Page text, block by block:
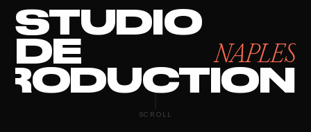
CORPORATE
STUDIO
DE NAPLES
SCROLL